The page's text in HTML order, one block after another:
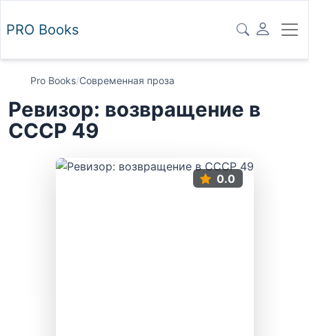
PRO Books
Pro Books/Современная проза
Ревизор: возвращение в
СССР 49
0.0